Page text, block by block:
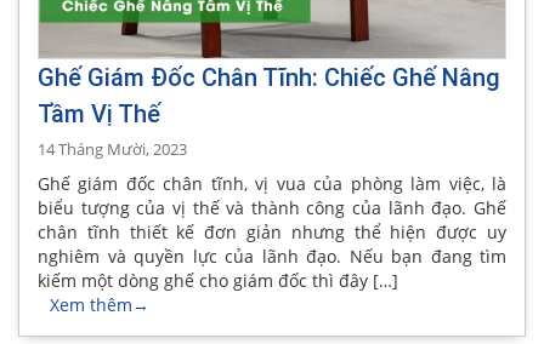
Ghế Giám Đốc Chân Tĩnh: Chiếc Ghế Nâng
Tầm Vị Thế
14 Tháng Mười, 2023
Ghế giám đốc chân tĩnh, vị vua của phòng làm việc, là
biểu tượng của vị thế và thành công của lãnh đạo. Ghế
chân tĩnh thiết kế đơn giản nhưng thể hiện được uy
nghiêm và quyền lực của lãnh đạo. Nếu bạn đang tìm
kiếm một dòng ghế cho giám đốc thì đây […]
Xem thêm→